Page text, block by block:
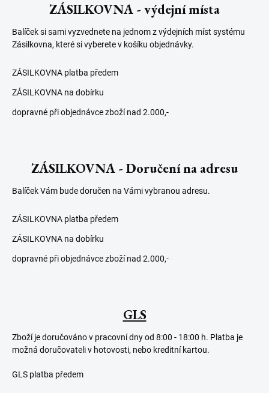
ZÁSILKOVNA - výdejní místa
Balíček si sami vyzvednete na jednom z výdejních míst systému
Zásilkovna, které si vyberete v košíku objednávky.
ZÁSILKOVNA platba předem
ZÁSILKOVNA na dobírku
dopravné při objednávce zboží nad 2.000,-
ZÁSILKOVNA - Doručení na adresu
Balíček Vám bude doručen na Vámi vybranou adresu.
ZÁSILKOVNA platba předem
ZÁSILKOVNA na dobírku
dopravné při objednávce zboží nad 2.000,-
GLS
Zboží je doručováno v pracovní dny od 8:00 - 18:00 h. Platba je
možná doručovateli v hotovosti, nebo kreditní kartou.
GLS platba předem